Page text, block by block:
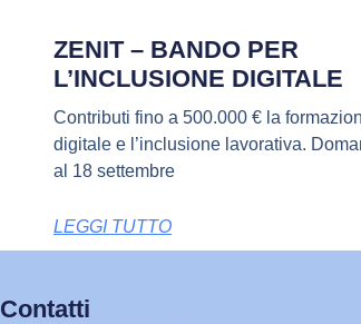
ZENIT – BANDO PER
L’INCLUSIONE DIGITALE
Contributi fino a 500.000 € la
digitale e l’inclusione lavorativa.
al 18 settembre
LEGGI TUTTO
Contatti